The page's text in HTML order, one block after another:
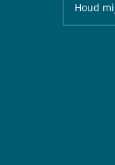
Houd